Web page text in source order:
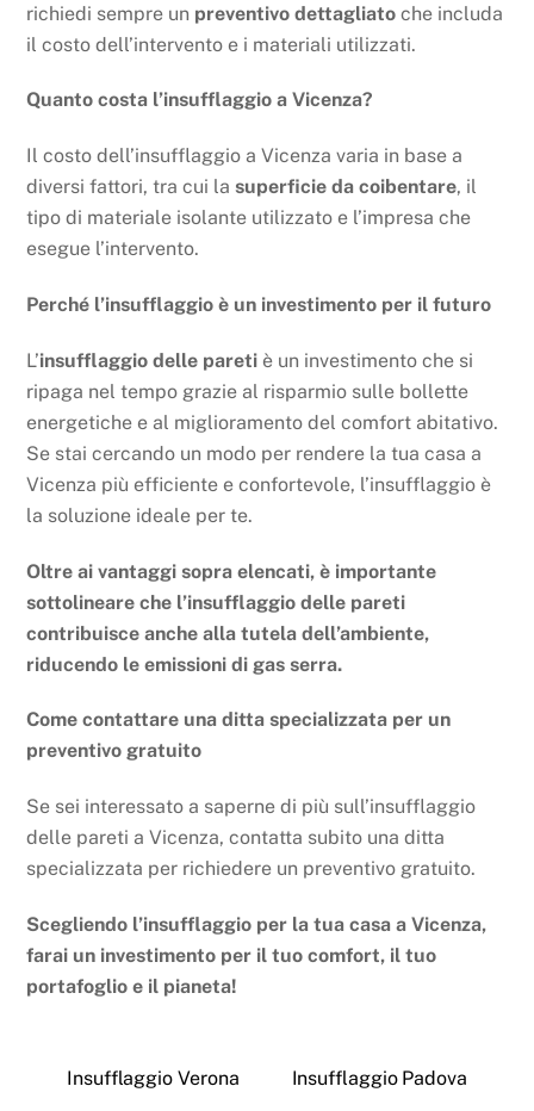
richiedi sempre un preventivo dettagliato che includa
il costo dell’intervento e i materiali utilizzati.
Quanto costa l’insufflaggio a Vicenza?
Il costo dell’insufflaggio a Vicenza varia in base a
diversi fattori, tra cui lasuperficie da coibentare, il
tipo di materiale isolante utilizzato e l’impresa che
esegue l’intervento.
Perché l’insufflaggio è un investimento per il futuro
L’insufflaggio delle pareti è un investimento che si
ripaga nel tempo grazie al risparmio sulle bollette
energetiche e al miglioramento del comfort abitativo.
Se stai cercando un modo per rendere la tua casa a
Vicenza più efficiente e confortevole, l’insufflaggio è
la soluzione ideale per te.
Oltre ai vantaggi sopra elencati, è importante
sottolineare che l’insufflaggio delle pareti
contribuisce anche alla tutela dell’ambiente,
riducendo le emissioni di gas serra.
Come contattare una ditta specializzata per un
preventivo gratuito
Se sei interessato a saperne di più sull’insufflaggio
delle pareti a Vicenza, contatta subito una ditta
specializzata per richiedere un preventivo gratuito.
Scegliendo l’insufflaggio per la tua casa a Vicenza,
farai un investimento per il tuo comfort, il tuo
portafoglio e il pianeta!
Insufflaggio Verona Insufflaggio Padova